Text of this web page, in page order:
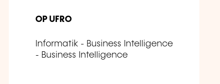
OP UFRO
Informatik - Business Intelligence
- Business Intelligence